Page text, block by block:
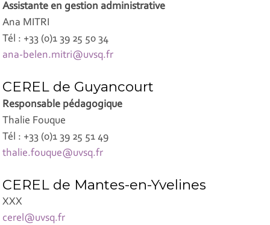
Assistante en gestion administrative
Ana MITRI
Tél : +33 (0)1 39 25 50 34
ana-belen.mitri@uvsq.fr
CEREL de Guyancourt
Responsable pédagogique
Thalie Fouque
Tél : +33 (0)1 39 25 51 49
thalie.fouque@uvsq.fr
CEREL de Mantes-en-Yvelines
XXX
cerel@uvsq.fr